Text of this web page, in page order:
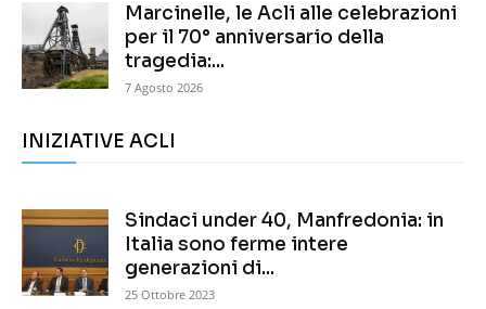
Marcinelle, le Acli alle celebrazioni
per il 70° anniversario della
tragedia:...
7 Agosto 2026
INIZIATIVE ACLI
Sindaci under 40, Manfredonia: in
Italia sono ferme intere
generazioni di...
25 Ottobre 2023